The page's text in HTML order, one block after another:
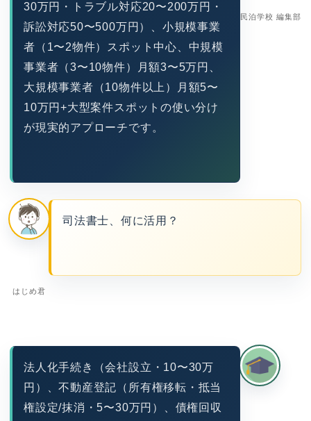
民泊学校 編集部
30万円・トラブル対応20〜200万円・
訴訟対応50〜500万円）、小規模事業
者（1〜2物件）スポット中心、中規模
事業者（3〜10物件）月額3〜5万円、
大規模事業者（10物件以上）月額5〜
10万円+大型案件スポットの使い分け
が現実的アプローチです。
はじめ君
司法書士、何に活用？
法人化手続き（会社設立・10〜30万
円）、不動産登記（所有権移転・抵当
権設定/抹消・5〜30万円）、債権回収